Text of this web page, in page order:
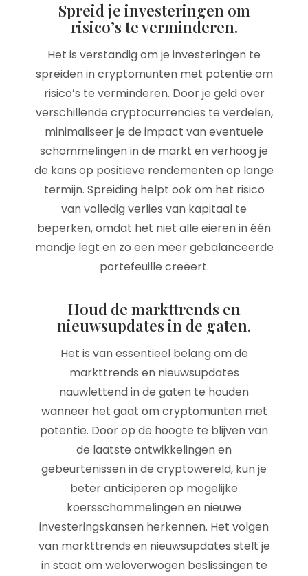
Spreid je investeringen om
risico’s te verminderen.
Het is verstandig om je investeringen te
spreiden in cryptomunten met potentie om
risico’s te verminderen. Door je geld over
verschillende cryptocurrencies te verdelen,
minimaliseer je de impact van eventuele
schommelingen in de markt en verhoog je
de kans op positieve rendementen op lange
termijn. Spreiding helpt ook om het risico
van volledig verlies van kapitaal te
beperken, omdat het niet alle eieren in één
mandje legt en zo een meer gebalanceerde
portefeuille creëert.
Houd de markttrends en
nieuwsupdates in de gaten.
Het is van essentieel belang om de
markttrends en nieuwsupdates
nauwlettend in de gaten te houden
wanneer het gaat om cryptomunten met
potentie. Door op de hoogte te blijven van
de laatste ontwikkelingen en
gebeurtenissen in de cryptowereld, kun je
beter anticiperen op mogelijke
koersschommelingen en nieuwe
investeringskansen herkennen. Het volgen
van markttrends en nieuwsupdates stelt je
in staat om weloverwogen beslissingen te